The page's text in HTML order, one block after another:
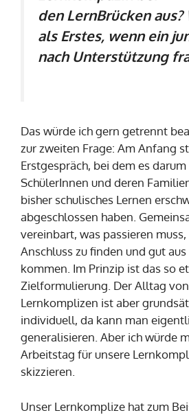
den LernBrücken aus?
als Erstes, wenn ein
nach Unterstützung
Das würde ich gern getrennt
zur zweiten Frage: Am Anfang
Erstgespräch, bei dem es
SchülerInnen und deren
bisher schulisches Lernen
abgeschlossen haben.
vereinbart, was passieren
Anschluss zu finden und gut aus
kommen. Im Prinzip ist das so
Zielformulierung. Der Alltag
Lernkomplizen ist aber
individuell, da kann man
generalisieren. Aber ich würde
Arbeitstag für unsere
skizzieren.
Unser Lernkomplize hat zum